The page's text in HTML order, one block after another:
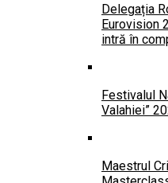
Delegația
Eurovision
intră în
Festivalul
Valahiei”
Maestrul